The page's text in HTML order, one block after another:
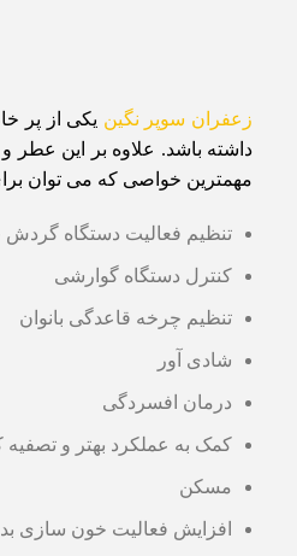
زعفران سوپر نگین یکی از پر
داشته باشد. علاوه بر این عطر
مهمترین خواصی که می توان
تنظیم فعالیت دستگاه
کنترل دستگاه گوارشی
تنظیم چرخه قاعدگی بانوان
شادی آور
درمان افسردگی
کمک به عملکرد بهتر و تصفیه
مسکن
افزایش فعالیت خون سازی